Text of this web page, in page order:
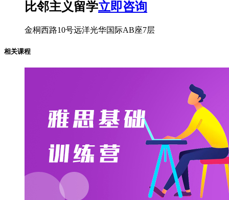
比邻主义留学立即咨询
金桐西路10号远洋光华国际AB座7层
相关课程